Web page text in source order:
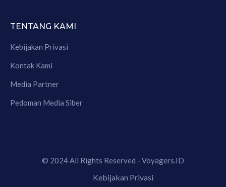
TENTANG KAMI
Kebijakan Privasi
Kontak Kami
Media Partner
Pedoman Media Siber
© 2024 All Rights Reserved - Voyagers.ID
Kebijakan Privasi